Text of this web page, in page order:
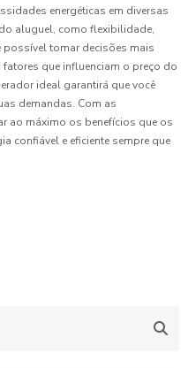
energéticas em diversas
aluguel, como flexibilidade,
possível tomar decisões mais
que influenciam o preço do
ideal garantirá que você
demandas. Com as
ao máximo os benefícios que os
confiável e eficiente sempre que